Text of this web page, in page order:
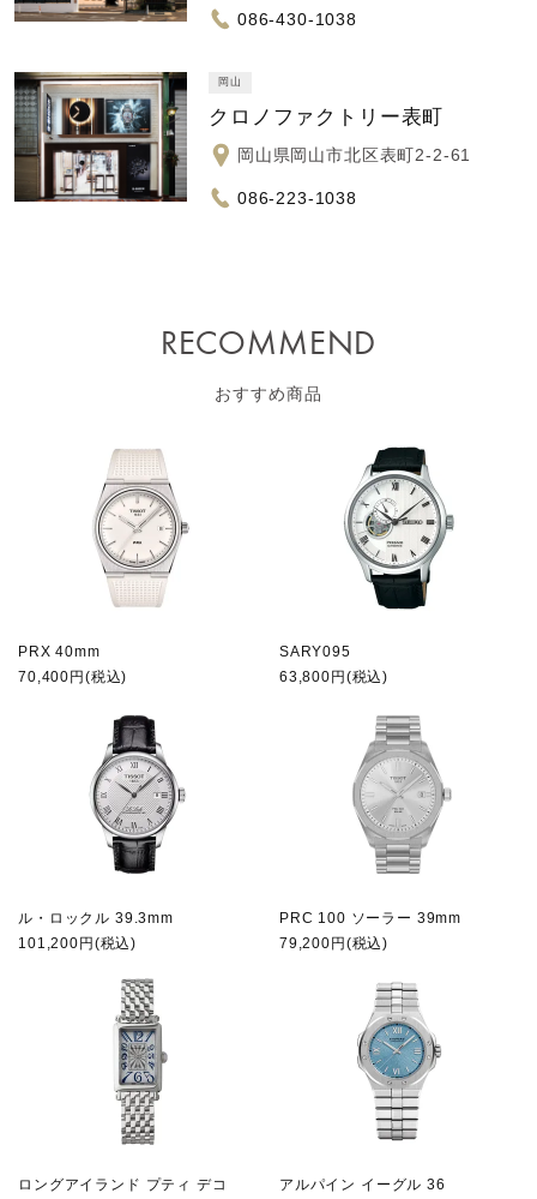
086-430-1038
岡山
クロノファクトリー表町
岡山県岡山市北区表町2-2-61
086-223-1038
RECOMMEND
おすすめ商品
PRX 40mm
70,400円(税込)
SARY095
63,800円(税込)
ル・ロックル 39.3mm
101,200円(税込)
PRC 100 ソーラー 39mm
79,200円(税込)
ロングアイランド プティ デコ アルパイン イーグル 36